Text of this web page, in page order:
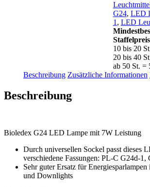
G24, LED
1 , LED
Staffelpreis
10 bis 20
20 bis 40
ab 50 St. =
Beschreibung Zusätzliche Informationen
Beschreibung
Bioledex G24 LED Lampe mit 7W Leistung
Durch universellen Sockel passt dieses
verschiedene Fassungen: PL-C G24d-1,
Sehr guter Ersatz für
und Downlights